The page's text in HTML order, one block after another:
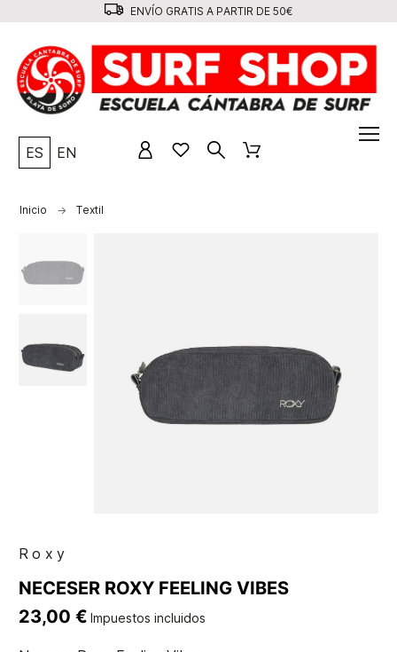
ENVÍO GRATIS A PARTIR DE 50€
ES EN
Inicio Textil
Roxy
NECESER ROXY FEELING VIBES
23,00 € Impuestos incluidos